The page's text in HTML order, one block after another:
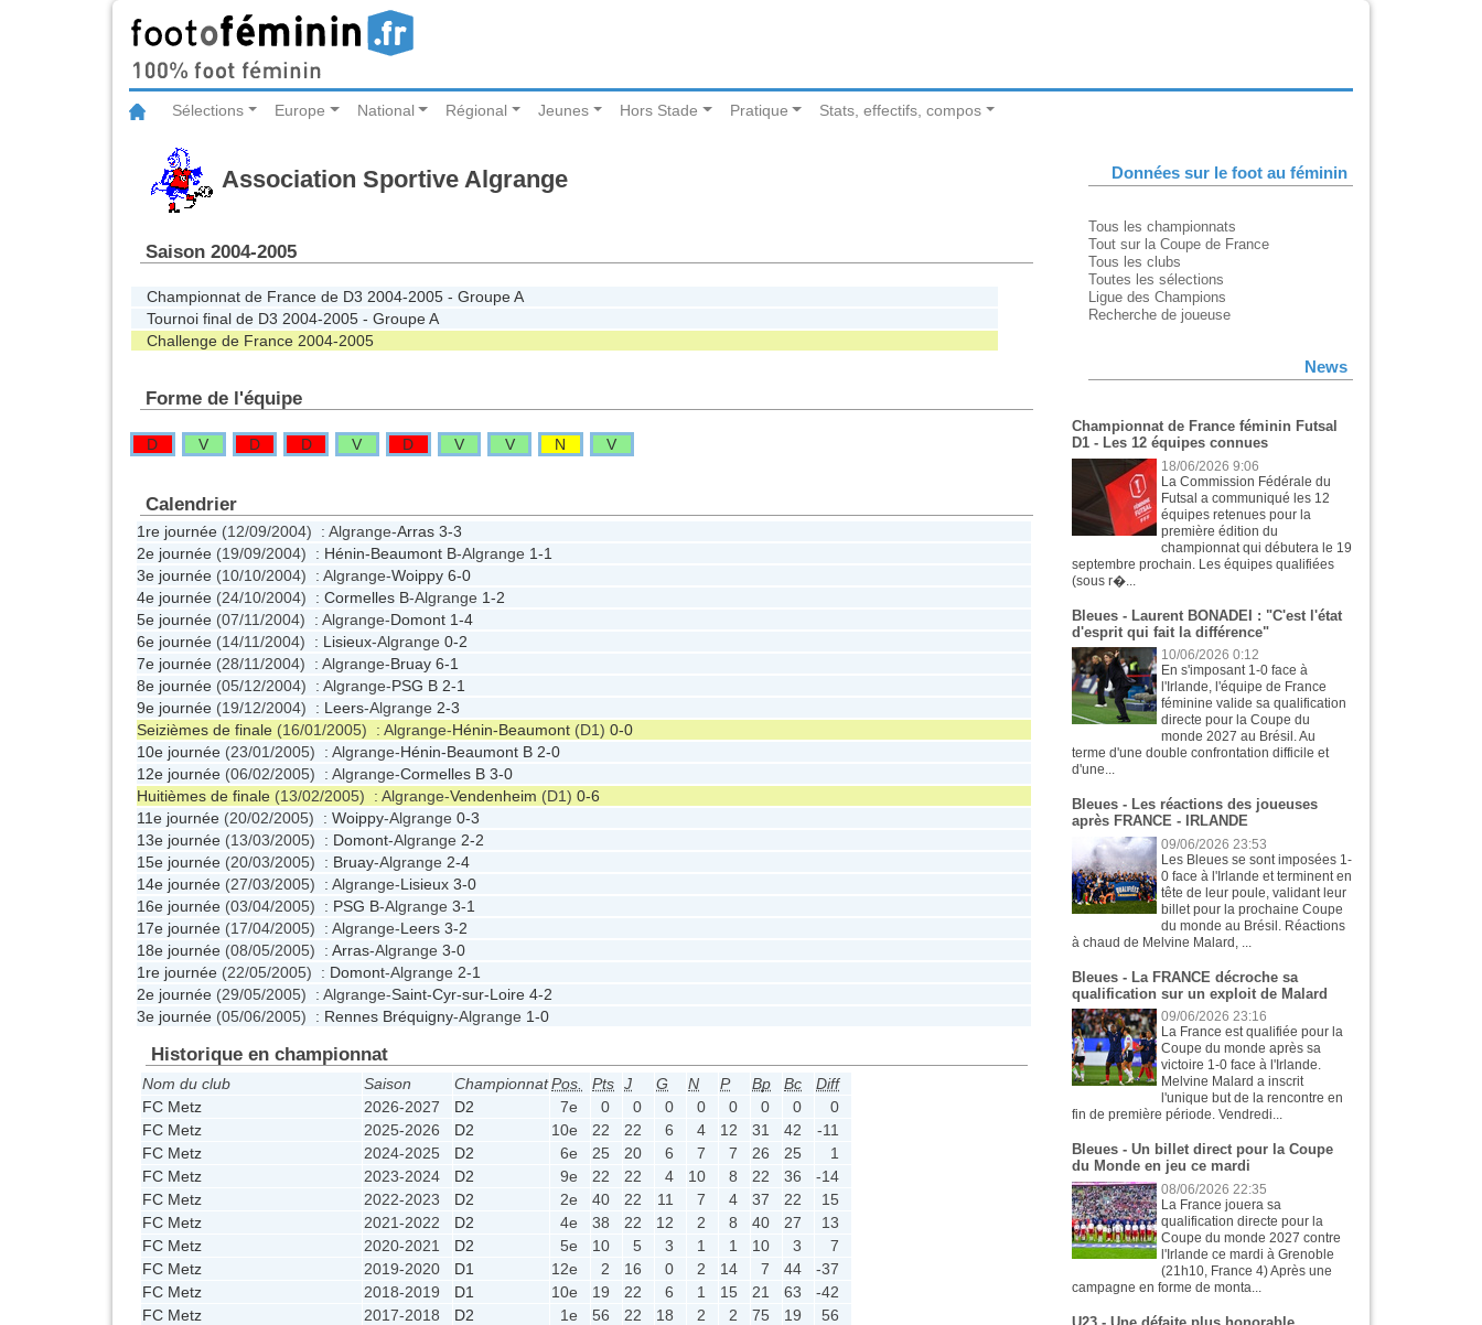
Sélections Europe National Régional Jeunes Hors Stade Pratique Stats, effectifs, compos
Association Sportive Algrange
Saison 2004-2005
Championnat de France de D3 2004-2005 - Groupe A
Tournoi final de D3 2004-2005 - Groupe A
Challenge de France 2004-2005
Forme de l'équipe
D V D D V D V V N V
Calendrier
1re journée (12/09/2004) : Algrange-Arras 3-3
2e journée (19/09/2004) : Hénin-Beaumont B-Algrange 1-1
3e journée (10/10/2004) : Algrange-Woippy 6-0
4e journée (24/10/2004) : Cormelles B-Algrange 1-2
5e journée (07/11/2004) : Algrange-Domont 1-4
6e journée (14/11/2004) : Lisieux-Algrange 0-2
7e journée (28/11/2004) : Algrange-Bruay 6-1
8e journée (05/12/2004) : Algrange-PSG B 2-1
9e journée (19/12/2004) : Leers-Algrange 2-3
Seizièmes de finale (16/01/2005) : Algrange-Hénin-Beaumont (D1) 0-0
10e journée (23/01/2005) : Algrange-Hénin-Beaumont B 2-0
12e journée (06/02/2005) : Algrange-Cormelles B 3-0
Huitièmes de finale (13/02/2005) : Algrange-Vendenheim (D1) 0-6
11e journée (20/02/2005) : Woippy-Algrange 0-3
13e journée (13/03/2005) : Domont-Algrange 2-2
15e journée (20/03/2005) : Bruay-Algrange 2-4
14e journée (27/03/2005) : Algrange-Lisieux 3-0
16e journée (03/04/2005) : PSG B-Algrange 3-1
17e journée (17/04/2005) : Algrange-Leers 3-2
18e journée (08/05/2005) : Arras-Algrange 3-0
1re journée (22/05/2005) : Domont-Algrange 2-1
2e journée (29/05/2005) : Algrange-Saint-Cyr-sur-Loire 4-2
3e journée (05/06/2005) : Rennes Bréquigny-Algrange 1-0
Historique en championnat
Nom du club Saison ChampionnatPos. Pts J G N P Bp Bc
Diff
FC Metz
2026-2027 D2 7e 0 0 0 0 0 0 0
0
FC Metz
2025-2026 D2 10e 22 22 6 4 12 31 42
-11
FC Metz
2024-2025 D2 6e 25 20 6 7 7 26 25
1
FC Metz
2023-2024 D2 9e 22 22 4 10 8 22 36
-14
FC Metz
2022-2023 D2 2e 40 22 11 7 4 37 22
15
FC Metz
2021-2022 D2 4e 38 22 12 2 8 40 27
13
FC Metz
2020-2021 D2 5e 10 5 3 1 1 10 3
7
FC Metz
2019-2020 D1 12e 2 16 0 2 14 7 44
-37
FC Metz
2018-2019 D1 10e 19 22 6 1 15 21 63
-42
FC Metz
2017-2018 D2 1e 56 22 18 2 2 75 19
56
Données sur le foot au féminin
Tous les championnats
Tout sur la Coupe de France
Tous les clubs
Toutes les sélections
Ligue des Champions
Recherche de joueuse
News
Championnat de France féminin Futsal
D1 - Les 12 équipes connues
18/06/2026 9:06
La Commission Fédérale du
Futsal a communiqué les 12
équipes retenues pour la
première édition du
championnat qui débutera le 19
septembre prochain. Les équipes qualifiées
(sous r�...
Bleues - Laurent BONADEI : "C'est l'état
d'esprit qui fait la différence"
10/06/2026 0:12
En s'imposant 1-0 face à
l'Irlande, l'équipe de France
féminine valide sa qualification
directe pour la Coupe du
monde 2027 au Brésil. Au
terme d'une double confrontation difficile et
d'une...
Bleues - Les réactions des joueuses
après FRANCE - IRLANDE
09/06/2026 23:53
Les Bleues se sont imposées 1-
0 face à l'Irlande et terminent en
tête de leur poule, validant leur
billet pour la prochaine Coupe
du monde au Brésil. Réactions
à chaud de Melvine Malard, ...
Bleues - La FRANCE décroche sa
qualification sur un exploit de Malard
09/06/2026 23:16
La France est qualifiée pour la
Coupe du monde après sa
victoire 1-0 face à l'Irlande.
Melvine Malard a inscrit
l'unique but de la rencontre en
fin de première période. Vendredi...
Bleues - Un billet direct pour la Coupe
du Monde en jeu ce mardi
08/06/2026 22:35
La France jouera sa
qualification directe pour la
Coupe du monde 2027 contre
l'Irlande ce mardi à Grenoble
(21h10, France 4) Après une
campagne en forme de monta...